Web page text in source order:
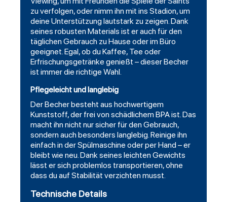
zu verfolgen, oder nimm ihn mit ins Stadion, um
deine Unterstützung lautstark zu zeigen. Dank
seines robusten Materials ist er auch für den
täglichen Gebrauch zu Hause oder im Büro
geeignet. Egal, ob du Kaffee, Tee oder
Erfrischungsgetränke genießt – dieser Becher
ist immer die richtige Wahl.
Pflegeleicht und langlebig
Der Becher besteht aus hochwertigem
Kunststoff, der frei von schädlichem BPA ist. Das
macht ihn nicht nur sicher für den Gebrauch,
sondern auch besonders langlebig. Reinige ihn
einfach in der Spülmaschine oder per Hand – er
bleibt wie neu. Dank seines leichten Gewichts
lässt er sich problemlos transportieren, ohne
dass du auf Stabilität verzichten musst.
Technische Details